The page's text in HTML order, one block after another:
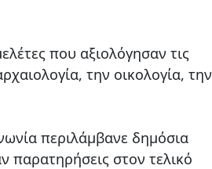
που αξιολόγησαν τις
την οικολογία, την
περιλάμβανε δημόσια
στον τελικό